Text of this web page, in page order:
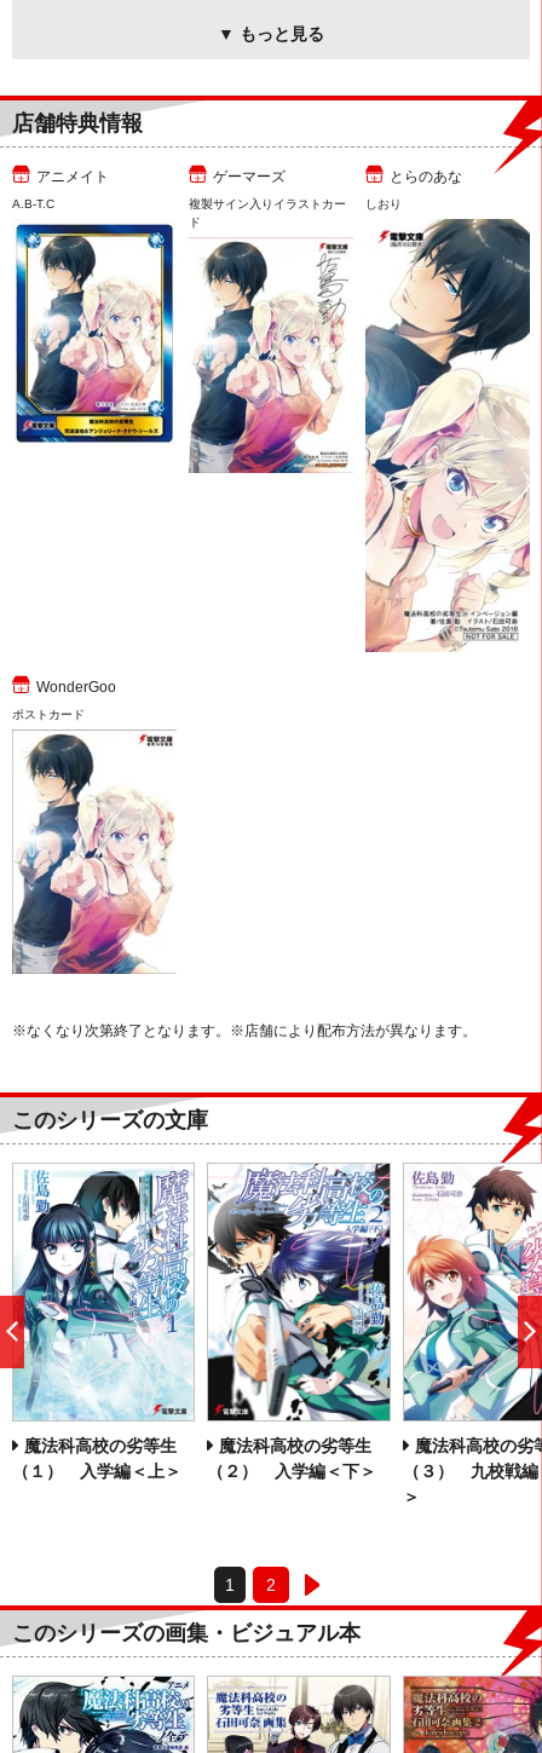
▼ もっと見る
店舗特典情報
アニメイト
A.B-T.C
ゲーマーズ
複製サイン入りイラストカー
ド
とらのあな
しおり
WonderGoo
ポストカード
※なくなり次第終了となります。※店舗により配布方法が異なります。
このシリーズの文庫
魔法科高校の劣等生
（１） 入学編＜上＞
魔法科高校の劣等生
（２） 入学編＜下＞
魔法科高校の劣
（３） 九校戦編
＞
1 2
前
へ
このシリーズの画集・ビジュアル本